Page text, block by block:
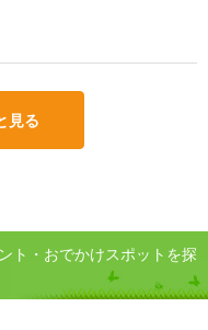
見る
ト・おでかけスポットを探